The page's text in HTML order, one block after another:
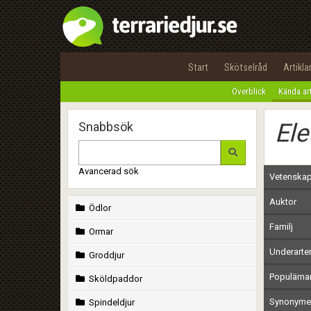
Start Skötselråd Artiklar
Överblick Kända
Snabbsök
Avancerad sök
Ödlor
Ormar
Groddjur
Sköldpaddor
Spindeldjur
Auktor
Familj
Underarter